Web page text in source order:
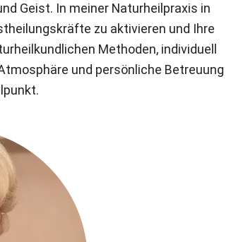
Geist. In meiner Naturheilpraxis in
zu aktivieren und Ihre
Methoden, individuell
und persönliche Betreuung